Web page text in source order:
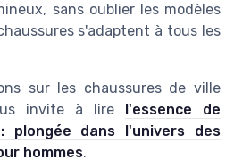
sans oublier les modèles
s'adaptent à tous les
sur les chaussures de ville
invite à lire l'essence de
plongée dans l'univers des
hommes.